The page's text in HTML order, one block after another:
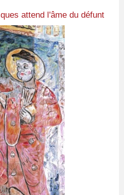
attend l'âme du défunt